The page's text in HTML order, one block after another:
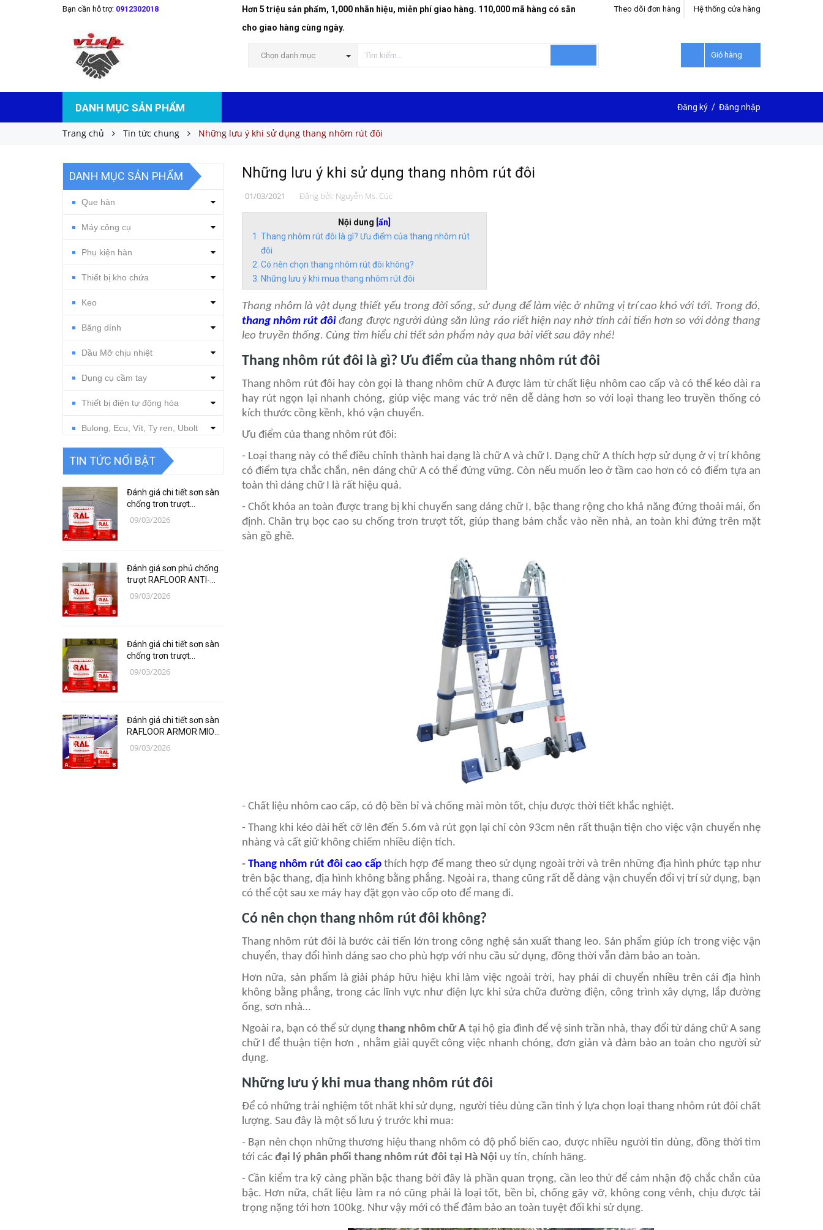
Bạn cần hỗ trợ: 0912302018
Hơn 5 triệu sản phẩm, 1,000 nhãn hiệu, miễn phí giao hàng. 110,000 mã hàng có sẵn
cho giao hàng cùng ngày.
Hệ thống cửa hàng
Theo dõi đơn hàng
Chọn danh mục Giỏ hàng
DANH MỤC SẢN PHẨM Đăng ký / Đăng nhập
Trang chủ Tin tức chung Những lưu ý khi sử dụng thang nhôm rút đôi
Những lưu ý khi sử dụng thang nhôm rút đôi
01/03/2021 Đăng bởi: Nguyễn Ms. Cúc
Nội dung [ẩn]
Thang nhôm rút đôi là gì? Ưu điểm của thang nhôm rút
đôi
Có nên chọn thang nhôm rút đôi không?
Những lưu ý khi mua thang nhôm rút đôi
Thang nhôm là vật dụng thiết yếu trong đời sống, sử dụng để làm việc ở những vị trí cao khó với tới. Trong đó,
thang nhôm rút đôi đang được người dùng săn lùng ráo riết hiện nay nhờ tính cải tiến hơn so với dòng thang
leo truyền thống. Cùng tìm hiểu chi tiết sản phẩm này qua bài viết sau đây nhé!
Thang nhôm rút đôi là gì? Ưu điểm của thang nhôm rút đôi
Thang nhôm rút đôi hay còn gọi là thang nhôm chữ A được làm từ chất liệu nhôm cao cấp và có thể kéo dài ra
hay rút ngọn lại nhanh chóng, giúp việc mang vác trở nên dễ dàng hơn so với loại thang leo truyền thống có
kích thước cồng kềnh, khó vận chuyển.
Ưu điểm của thang nhôm rút đôi:
- Loại thang này có thể điều chỉnh thành hai dạng là chữ A và chữ I. Dạng chữ A thích hợp sử dụng ở vị trí không
có điểm tựa chắc chắn, nên dáng chữ A có thể đứng vững. Còn nếu muốn leo ở tầm cao hơn có có điểm tựa an
toàn thì dáng chữ I là rất hiệu quả.
- Chốt khóa an toàn được trang bị khi chuyển sang dáng chữ I, bậc thang rộng cho khả năng đứng thoải mái, ổn
định. Chân trụ bọc cao su chống trơn trượt tốt, giúp thang bám chắc vào nền nhà, an toàn khi đứng trên mặt
sàn gồ ghề.
- Chất liệu nhôm cao cấp, có độ bền bỉ và chống mài mòn tốt, chịu được thời tiết khắc nghiệt.
- Thang khi kéo dài hết cỡ lên đến 5.6m và rút gọn lại chỉ còn 93cm nên rất thuận tiện cho việc vận chuyển nhẹ
nhàng và cất giữ không chiếm nhiều diện tích.
- Thang nhôm rút đôi cao cấp thích hợp để mang theo sử dụng ngoài trời và trên những địa hình phức tạp như
trên bậc thang, địa hình không bằng phẳng. Ngoài ra, thang cũng rất dễ dàng vận chuyển đổi vị trí sử dụng, bạn
có thể cột sau xe máy hay đặt gọn vào cốp oto để mang đi.
Có nên chọn thang nhôm rút đôi không?
Thang nhôm rút đôi là bước cải tiến lớn trong công nghệ sản xuất thang leo. Sản phẩm giúp ích trong việc vận
chuyển, thay đổi hình dáng sao cho phù hợp với nhu cầu sử dụng, đồng thời vẫn đảm bảo an toàn.
Hơn nữa, sản phẩm là giải pháp hữu hiệu khi làm việc ngoài trời, hay phải di chuyển nhiều trên cái địa hình
không bằng phẳng, trong các lĩnh vực như điện lực khi sửa chữa đường điện, công trình xây dựng, lắp đường
ống, sơn nhà…
Ngoài ra, bạn có thể sử dụng thang nhôm chữ Atại hộ gia đình để vệ sinh trần nhà, thay đổi từ dáng chữ A sang
chữ I để thuận tiện hơn , nhằm giải quyết công việc nhanh chóng, đơn giản và đảm bảo an toàn cho người sử
dụng.
Những lưu ý khi mua thang nhôm rút đôi
Để có những trải nghiệm tốt nhất khi sử dụng, người tiêu dùng cần tinh ý lựa chọn loại thang nhôm rút đôi chất
lượng. Sau đây là một số lưu ý trước khi mua:
- Bạn nên chọn những thương hiệu thang nhôm có độ phổ biến cao, được nhiều người tin dùng, đồng thời tìm
tới các đại lý phân phối thang nhôm rút đôi tại Hà Nội uy tín, chính hãng.
- Cần kiểm tra kỹ càng phần bậc thang bởi đây là phần quan trọng, cần leo thử để cảm nhận độ chắc chắn của
bậc. Hơn nữa, chất liệu làm ra nó cũng phải là loại tốt, bền bỉ, chống gãy vỡ, không cong vênh, chịu được tải
trọng nặng tới hơn 100kg. Như vậy mới có thể đảm bảo an toàn tuyệt đối khi sử dụng.
DANH MỤC SẢN PHẨM
Que hàn
Máy công cụ
Phụ kiện hàn
Thiết bị kho chứa
Keo
Băng dính
Dầu Mỡ chịu nhiệt
Dụng cụ cầm tay
Thiết bị điện tự động hóa
Bulong, Ecu, Vít, Ty ren, Ubolt
Dụng cụ cắt gọt
Thiết bị, vật tư điện nước
Thiết bị, vật tư điện lạnh
Thiết bị bảo hộ lao động
Thiết bị đo Mitutoyo
Dụng Cụ Ngành Hàng Không
Thiết Bị Niika
Linh, Phụ Kiện Công Nghiệp
Nặng
Hóa chất
TIN TỨC NỔI BẬT
Đánh giá chi tiết sơn sàn
chống trơn trượt
RAFLOOR ANTI-SLIP MIO
09/03/2026
Đánh giá sơn phủ chống
trượt RAFLOOR ANTI-
SLIP (PU) B17-1 RAL
09/03/2026
Đánh giá chi tiết sơn sàn
chống trơn trượt
RAFLOOR ANTI-SLIP B17
09/03/2026
Đánh giá chi tiết sơn sàn
RAFLOOR ARMOR MIO
chịu mài mòn vượt trội |
09/03/2026